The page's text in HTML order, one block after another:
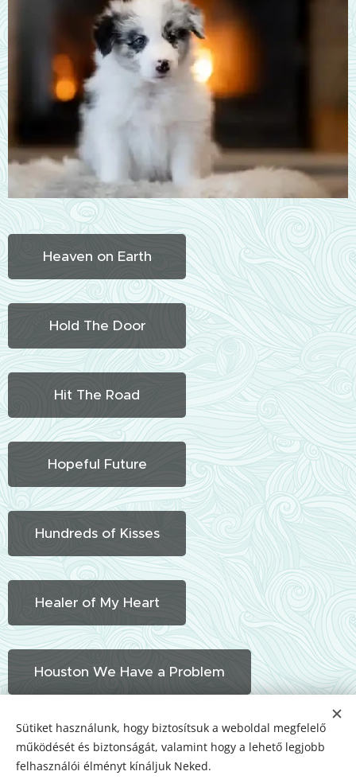
Heaven on Earth
Hold The Door
Hit The Road
Hopeful Future
Hundreds of Kisses
Healer of My Heart
Houston We Have a Problem
House of Vikings
Sütiket használunk, hogy biztosítsuk a weboldal megfelelő
működését és biztonságát, valamint hogy a lehető legjobb
felhasználói élményt kínáljuk Neked.